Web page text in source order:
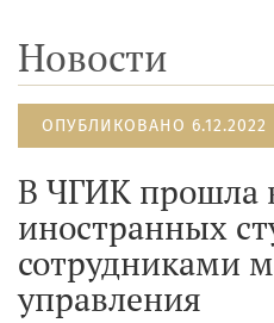
Новости
ОПУБЛИКОВАНО 6.12.2022
В ЧГИК прошла
иностранных
сотрудниками
управления